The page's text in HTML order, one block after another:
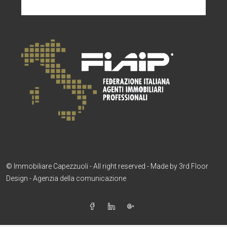
© Immobiliare Capezzuoli - All right reserved - Made by 3rd Floor
Design - Agenzia della comunicazione